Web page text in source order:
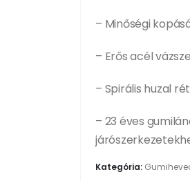
– Minőségi
– Erős acél
– Spirális huzal
– 23 éves
Kategória: